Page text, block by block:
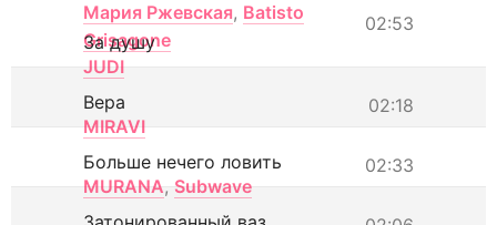
Мария Ржевская, Batisto
Grisagone
02:53
За душу
JUDI
02:18
Вера
MIRAVI
02:33
Больше нечего ловить
MURANA, Subwave